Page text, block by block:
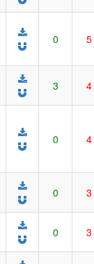
0 5
3 4
0 4
0 3
0 3